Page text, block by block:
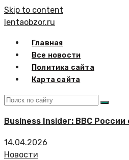
Skip to content
lentaobzor.ru
Главная
Все новости
Политика сайта
Карта сайта
Business Insider: ВВС
14.04.2026
Новости